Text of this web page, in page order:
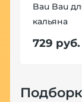
Bau Bau
кальяна
729 руб.